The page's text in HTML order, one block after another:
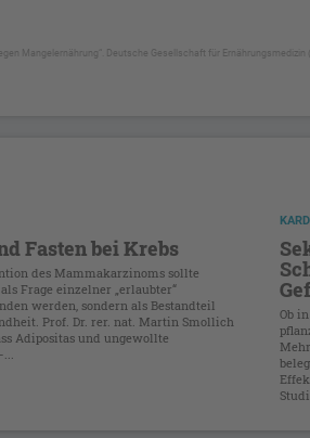
Mangelernährung“. Deutsche Gesellschaft für Ernährungsmedizin
Fasten bei Krebs
des Mammakarzinoms sollte
Frage einzelner „erlaubter“
werden, sondern als Bestandteil
Prof. Dr. rer. nat. Martin Smollich
Adipositas und ungewollte
Ob